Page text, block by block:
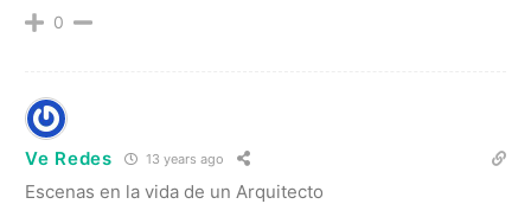
0
Ve Redes 13 years ago
Escenas en la vida de un Arquitecto